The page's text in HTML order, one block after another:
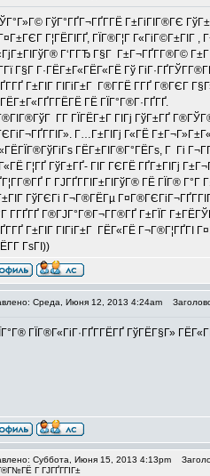
ГўГ°ГҐГ¬ГҐГ­ГЁ Г±ГіГІГ®ГЄ
Г¦ГЁГІГҐ, ГЇГ®Г¦Г Г«ГіГ©Г±ГІГ
Г‘ГГЂ Г§Г Г±Г¬ГҐГ­Г®Г©
Г§Г Г·ГЁГ±Г«ГЁГ«ГЁ Гў
Г±ГІГ ГІГіГ±Г Г®Г­ГЁ Г­ГҐ Г®ГЄГ
ГЁ ГЇГ°Г®Г·ГҐГҐ.
Г­Г ГЇГЁГ±Г ГІГј ГўГ±ГҐ
Г…Г±ГІГј Г«ГЁ
ГЁГ±ГІГ®Г°ГЁГѕ, Г Гі
Г¦ГҐ ГўГ±ГҐ- ГІГ ГЄГЁ ГҐГ±ГІГј
Г ГЈГҐГ­ГІГ±ГІГўГ® ГЁ ГЇГ® Г°Г
ГўГЄГі Г¬Г®ГЁГµ
Г­ГҐГҐ Г®ГЈГ°Г®Г¬Г­Г®ГҐ Г±ГЇГ
Г±ГІГ ГІГіГ±Г ГЁГ«ГЁ Г¬Г®Г¦ГҐГІ
ГѕГІ))
Среда, Июня 12, 2013 4:24am
ГЇГ®Г«ГіГ·ГҐГ­ГЁГҐ ГўГЁГ§Г»
Суббота, Июня 15, 2013 4:13pm
Г ГЈГҐГ­ГІГ±